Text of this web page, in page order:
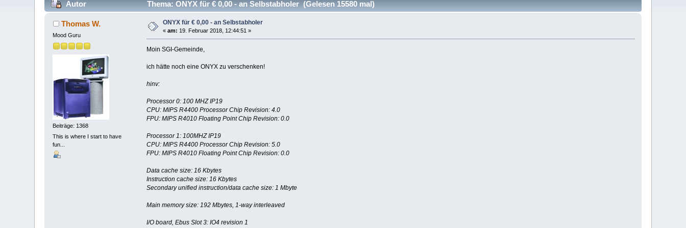
Autor Thema: ONYX für € 0,00 - an Selbstabholer (Gelesen 15580 mal)
Thomas W.
Mood Guru
Beiträge: 1368
This is where I start to have
fun...
ONYX für € 0,00 - an Selbstabholer
«am: 19. Februar 2018, 12:44:51 »
Moin SGI-Gemeinde,
ich hätte noch eine ONYX zu verschenken!
hinv:
Processor 0: 100 MHZ IP19
CPU: MIPS R4400 Processor Chip Revision: 4.0
FPU: MIPS R4010 Floating Point Chip Revision: 0.0
Processor 1: 100MHZ IP19
CPU: MIPS R4400 Processor Chip Revision: 5.0
FPU: MIPS R4010 Floating Point Chip Revision: 0.0
Data cache size: 16 Kbytes
Instruction cache size: 16 Kbytes
Secondary unified instruction/data cache size: 1 Mbyte
Main memory size: 192 Mbytes, 1-way interleaved
I/O board, Ebus Slot 3: IO4 revision 1